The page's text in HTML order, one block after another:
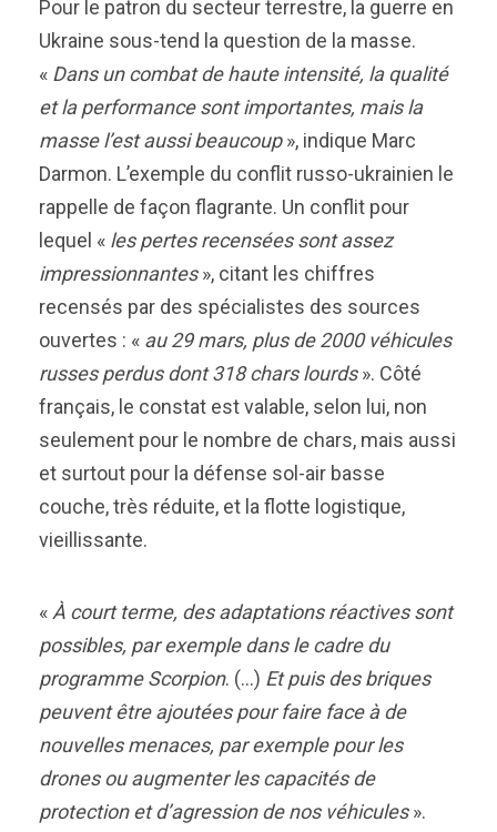
Pour le patron du secteur terrestre, la guerre en
Ukraine sous-tend la question de la masse.
« Dans un combat de haute intensité, la qualité
et la performance sont importantes, mais la
masse l’est aussi beaucoup», indique Marc
Darmon. L’exemple du conflit russo-ukrainien le
rappelle de façon flagrante. Un conflit pour
lequel « les pertes recensées sont assez
impressionnantes», citant les chiffres
recensés par des spécialistes des sources
ouvertes : « au 29 mars, plus de 2000 véhicules
russes perdus dont 318 chars lourds». Côté
français, le constat est valable, selon lui, non
seulement pour le nombre de chars, mais aussi
et surtout pour la défense sol-air basse
couche, très réduite, et la flotte logistique,
vieillissante.
« À court terme, des adaptations réactives sont
possibles, par exemple dans le cadre du
programme Scorpion. (…) Et puis des briques
peuvent être ajoutées pour faire face à de
nouvelles menaces, par exemple pour les
drones ou augmenter les capacités de
protection et d’agression de nos véhicules».